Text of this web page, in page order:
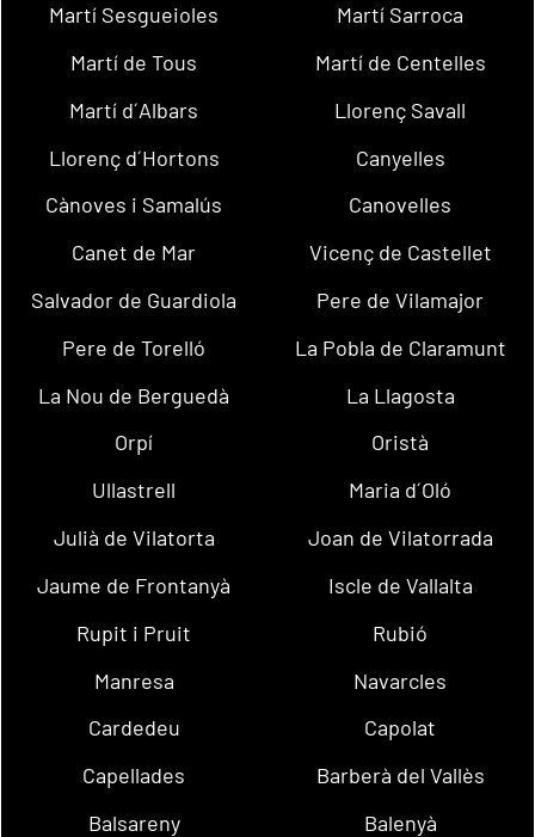
Martí Sesgueioles
Martí Sarroca
Martí de Tous
Martí de Centelles
Martí d´Albars
Llorenç Savall
Llorenç d´Hortons
Canyelles
Cànoves i Samalús
Canovelles
Canet de Mar
Vicenç de Castellet
Salvador de Guardiola
Pere de Vilamajor
Pere de Torelló
La Pobla de Claramunt
La Nou de Berguedà
La Llagosta
Orpí
Oristà
Ullastrell
Maria d´Oló
Julià de Vilatorta
Joan de Vilatorrada
Jaume de Frontanyà
Iscle de Vallalta
Rupit i Pruit
Rubió
Manresa
Navarcles
Cardedeu
Capolat
Capellades
Barberà del Vallès
Balsareny
Balenyà